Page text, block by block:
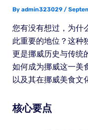
By admin323029 /
您有没有想过，为什
此重要的地位？这种
更是挪威历史与传统
如何成为挪威这一美
以及其在挪威美食文
核心要点